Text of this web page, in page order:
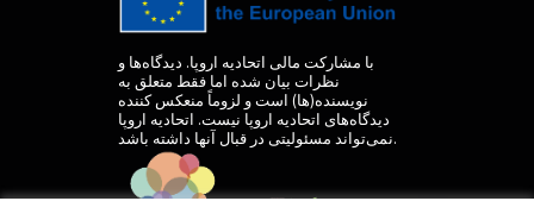
با مشارکت مالی اتحادیه اروپا. دیدگاه‌ها و
نظرات بیان شده اما فقط متعلق به
نویسنده(ها) است و لزوماً منعکس کننده
دیدگاه‌های اتحادیه اروپا نیست. اتحادیه اروپا
نمی‌تواند مسئولیتی در قبال آنها داشته باشد.